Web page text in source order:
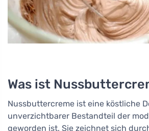
Was ist
Nussbuttercreme ist eine köstliche
unverzichtbarer Bestandteil der
geworden ist. Sie zeichnet sich